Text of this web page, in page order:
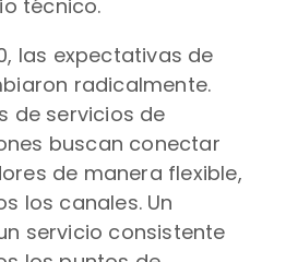
técnico.
las expectativas de
radicalmente.
de servicios de
buscan conectar
de manera flexible,
los canales. Un
servicio consistente